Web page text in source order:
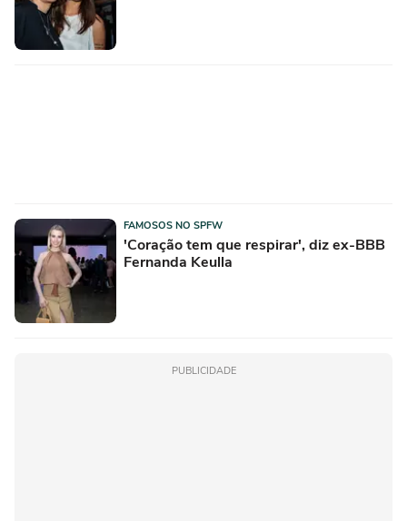
FAMOSOS NO SPFW
'Coração tem que respirar', diz ex-BBB
Fernanda Keulla
PUBLICIDADE